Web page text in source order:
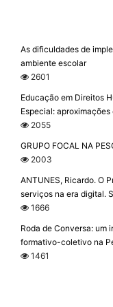
As dificuldades de
ambiente escolar
2601
Educação em Direitos
Especial:
2055
GRUPO FOCAL NA
2003
ANTUNES, Ricardo. O
serviços na era digital.
1666
Roda de Conversa:
formativo-coletivo na
1461